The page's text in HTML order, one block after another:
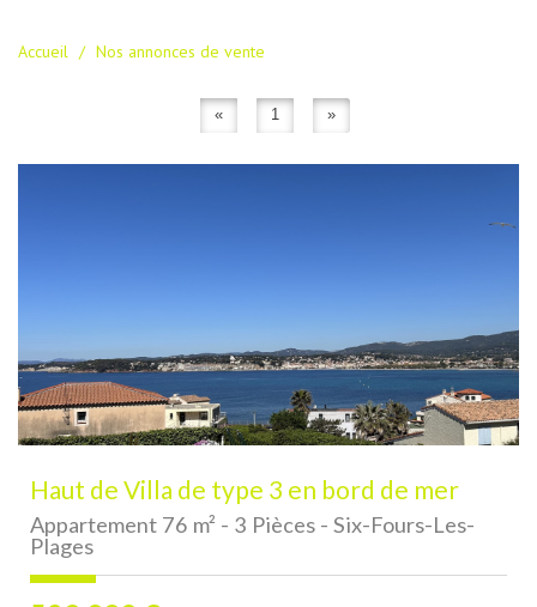
Accueil Nos annonces de vente
« 1 »
Haut de Villa de type 3 en bord de mer
Appartement 76 m² - 3 Pièces - Six-Fours-Les-
Plages